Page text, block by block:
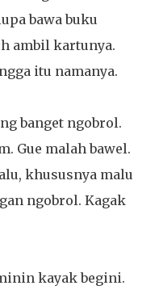
bawa buku
ambil kartunya.
itu namanya.
banget ngobrol.
Gue malah bawel.
khususnya malu
ngobrol. Kagak
kayak begini.